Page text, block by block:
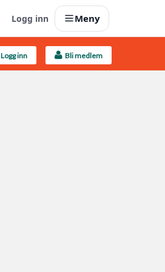
Logg inn Meny
Logg inn Bli medlem